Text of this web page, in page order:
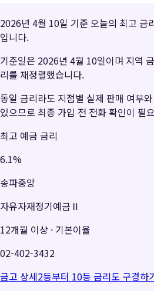
2026년 4월 10일 기준 오늘의 최고
입니다.
기준일은 2026년 4월 10일이며 지역
리를 재정렬했습니다.
동일 금리라도 지점별 실제 판매 여부
있으므로 최종 가입 전 전화 확인이 필
최고 예금 금리
6.1%
송파중앙
자유자재정기예금Ⅱ
12개월 이상 · 기본이율
02-402-3432
금고 상세2등부터 10등 금리도 구경하